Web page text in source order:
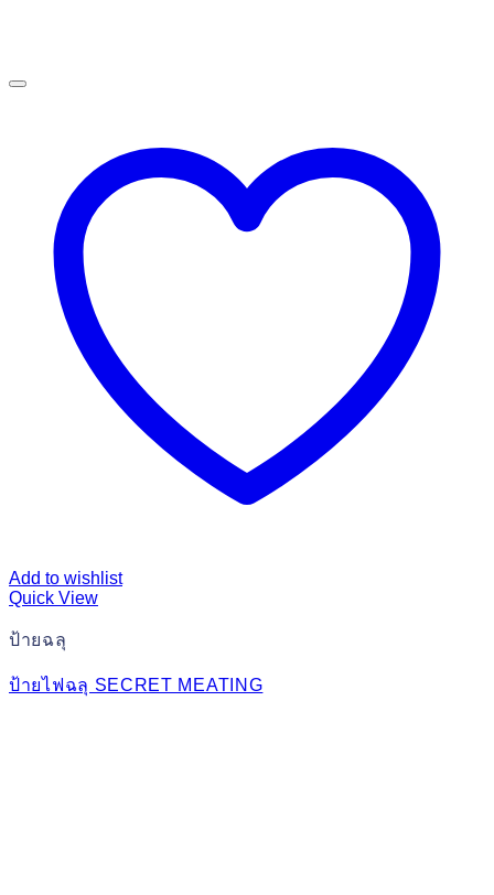
Add to wishlist
Quick View
ป้ายฉลุ
ป้ายไฟฉลุ SECRET MEATING